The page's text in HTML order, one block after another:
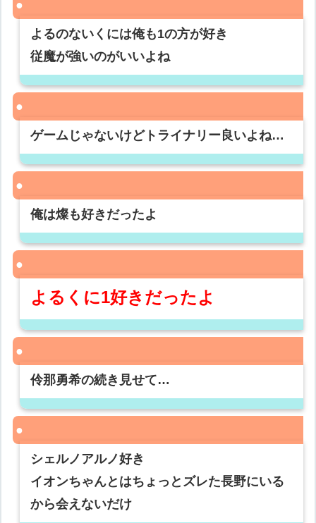
よるのないくには俺も1の方が好き
従魔が強いのがいいよね
ゲームじゃないけどトライナリー良いよね…
俺は燦も好きだったよ
よるくに1好きだったよ
伶那勇希の続き見せて…
シェルノアルノ好き
イオンちゃんとはちょっとズレた長野にいる
から会えないだけ